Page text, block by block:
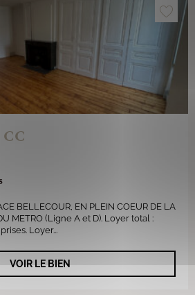
BELLECOUR, EN PLEIN COEUR DE LA
METRO (Ligne A et D). Loyer total :
Loyer...
VOIR LE BIEN